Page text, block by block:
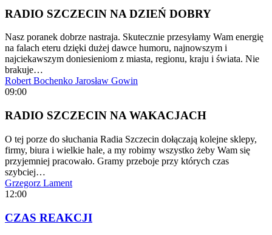
RADIO SZCZECIN NA DZIEŃ DOBRY
Nasz poranek dobrze nastraja. Skutecznie przesyłamy Wam energię
na falach eteru dzięki dużej dawce humoru, najnowszym i
najciekawszym doniesieniom z miasta, regionu, kraju i świata. Nie
brakuje…
Robert Bochenko Jarosław Gowin
09:00
RADIO SZCZECIN NA WAKACJACH
O tej porze do słuchania Radia Szczecin dołączają kolejne sklepy,
firmy, biura i wielkie hale, a my robimy wszystko żeby Wam się
przyjemniej pracowało. Gramy przeboje przy których czas
szybciej…
Grzegorz Lament
12:00
CZAS REAKCJI